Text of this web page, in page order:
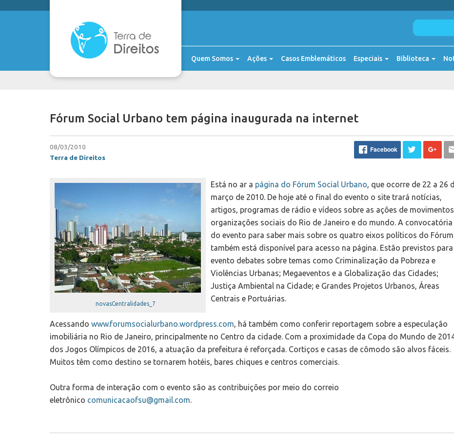
Quem Somos Ações Casos Emblemáticos Especiais Biblioteca
Fórum Social Urbano tem página inaugurada na internet
08/03/2010
Terra de Direitos
Facebook
novasCentralidades_7
Está no ar a página do Fórum Social Urbano, que ocorre de 22 a 26
março de 2010. De hoje até o final do evento o site trará notícias,
artigos, programas de rádio e vídeos sobre as ações de
organizações sociais do Rio de Janeiro e do mundo. A convocatória
do evento para saber mais sobre os quatro eixos políticos do Fórum
também está disponível para acesso na página. Estão previstos
evento debates sobre temas como Criminalização da Pobreza e
Violências Urbanas; Megaeventos e a Globalização das Cidades;
Justiça Ambiental na Cidade; e Grandes Projetos Urbanos, Áreas
Centrais e Portuárias.
Acessando www.forumsocialurbano.wordpress.com, há também como conferir reportagem sobre a especulação
imobiliária no Rio de Janeiro, principalmente no Centro da cidade. Com a proximidade da Copa do Mundo de
dos Jogos Olímpicos de 2016, a atuação da prefeitura é reforçada. Cortiços e casas de cômodo são alvos fáceis.
Muitos têm como destino se tornarem hotéis, bares chiques e centros comerciais.
Outra forma de interação com o evento são as contribuições por meio do correio
eletrônico comunicacaofsu@gmail.com.